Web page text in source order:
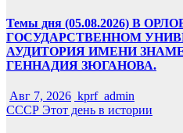
Темы дня (05.08.2026) В
ГОСУДАРСТВЕННОМ
АУДИТОРИЯ ИМЕНИ
ГЕННАДИЯ ЗЮГАНОВА.
Авг 7, 2026 kprf_admin
СССР Этот день в истории